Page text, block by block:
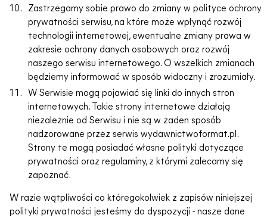
Zastrzegamy sobie prawo do zmiany w polityce ochrony
prywatności serwisu, na które może wpłynąć rozwój
technologii internetowej, ewentualne zmiany prawa w
zakresie ochrony danych osobowych oraz rozwój
naszego serwisu internetowego. O wszelkich zmianach
będziemy informować w sposób widoczny i zrozumiały.
W Serwisie mogą pojawiać się linki do innych stron
internetowych. Takie strony internetowe działają
niezależnie od Serwisu i nie są w żaden sposób
nadzorowane przez serwis wydawnictwoformat.pl.
Strony te mogą posiadać własne polityki dotyczące
prywatności oraz regulaminy, z którymi zalecamy się
zapoznać.
W razie wątpliwości co któregokolwiek z zapisów niniejszej
polityki prywatności jesteśmy do dyspozycji - nasze dane